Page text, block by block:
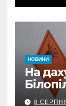
НОВИНИ
На
8